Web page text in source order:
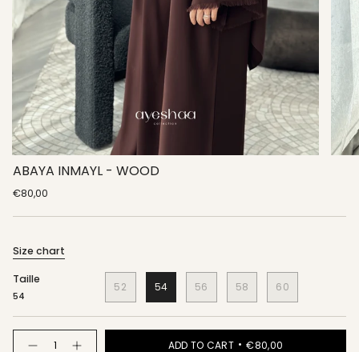
ABAYA INMAYL - WOOD
€80,00
Size chart
Taille
54
52 54 56 58 60
ADD TO CART €80,00